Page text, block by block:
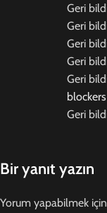
Geri
Geri
Geri
Geri
Geri
blockers
Geri
Bir yanıt yazın
Yorum yapabilmek için